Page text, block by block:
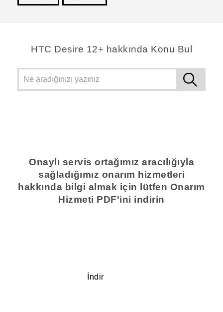
HTC Desire 12+ hakkında Konu Bul
Onaylı servis ortağımız aracılığıyla
sağladığımız onarım hizmetleri
hakkında bilgi almak için lütfen Onarım
Hizmeti PDF'ini indirin
İndir